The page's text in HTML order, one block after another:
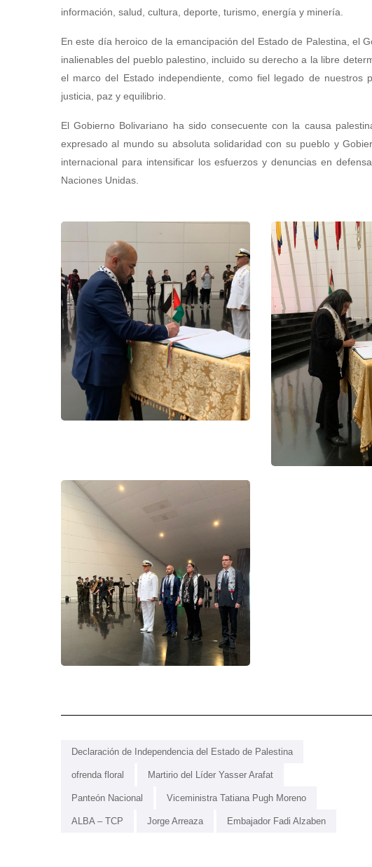
información, salud, cultura, deporte, turismo, energía y minería.
En este día heroico de la emancipación del Estado de Palestina, el
inalienables del pueblo palestino, incluido su derecho a la libre
el marco del Estado independiente, como fiel legado de
justicia, paz y equilibrio.
El Gobierno Bolivariano ha sido consecuente con la causa
expresado al mundo su absoluta solidaridad con su pueblo y
internacional para intensificar los esfuerzos y denuncias en
Naciones Unidas.
Declaración de Independencia del Estado de Palestina
ofrenda floral Martirio del Líder Yasser Arafat
Panteón Nacional Viceministra Tatiana Pugh Moreno
ALBA – TCP Jorge Arreaza Embajador Fadi Alzaben